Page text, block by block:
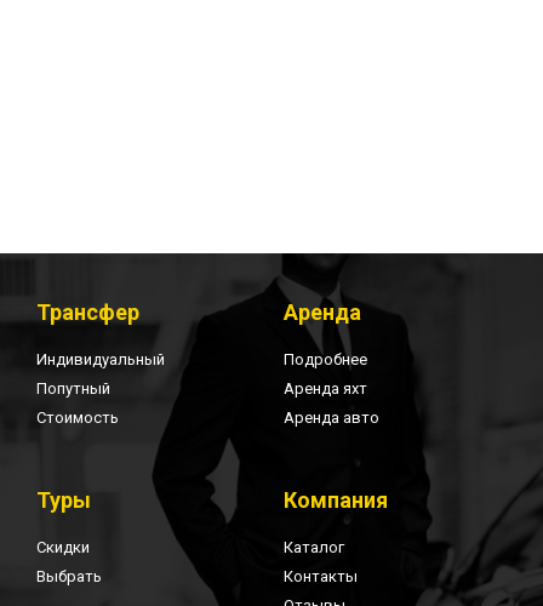
Трансфер
Индивидуальный
Попутный
Стоимость
Аренда
Подробнее
Аренда яхт
Аренда авто
Туры
Скидки
Выбрать
Компания
Каталог
Контакты